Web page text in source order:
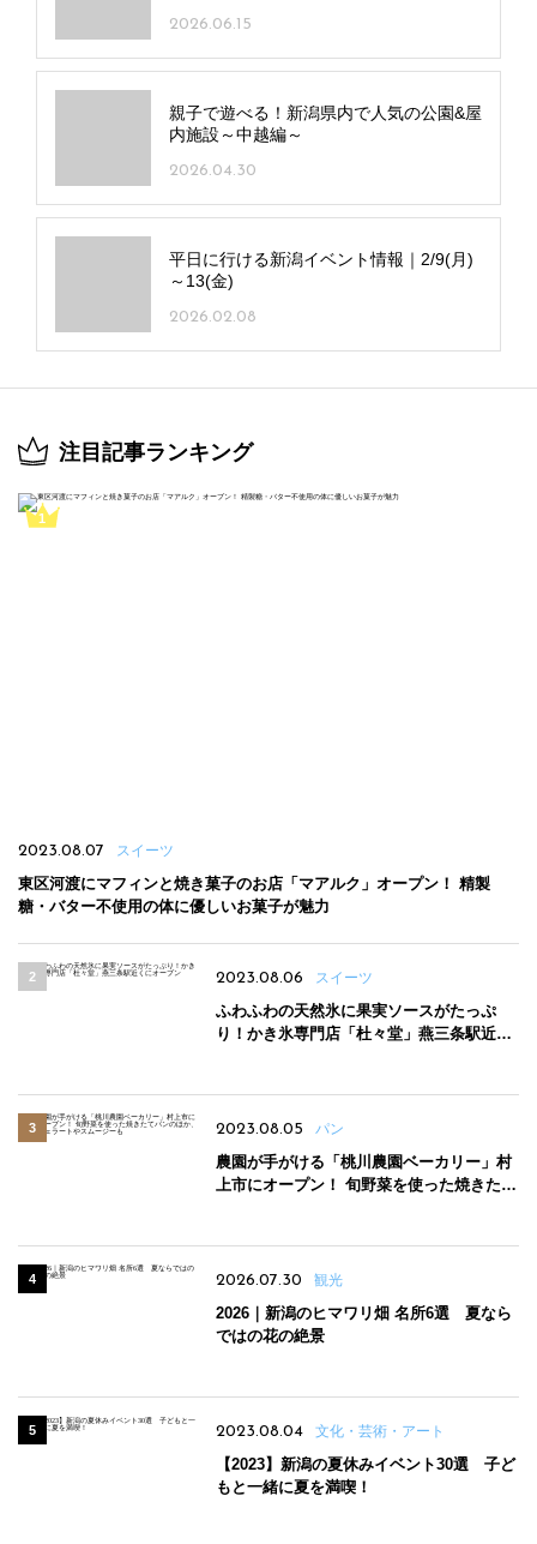
2026.06.15
親子で遊べる！新潟県内で人気の公園&屋
内施設～中越編～
2026.04.30
平日に行ける新潟イベント情報｜2/9(月)
～13(金)
2026.02.08
注目記事ランキング
2023.08.07 スイーツ
東区河渡にマフィンと焼き菓子のお店「マアルク」オープン！ 精製
糖・バター不使用の体に優しいお菓子が魅力
2023.08.06 スイーツ
ふわふわの天然氷に果実ソースがたっぷ
り！かき氷専門店「杜々堂」燕三条駅近く
2023.08.05 パン
農園が手がける「桃川農園ベーカリー」村
上市にオープン！ 旬野菜を使った焼きたて
2026.07.30 観光
2026｜新潟のヒマワリ畑 名所6選 夏なら
ではの花の絶景
2023.08.04 文化・芸術・アート
【2023】新潟の夏休みイベント30選 子ど
もと一緒に夏を満喫！